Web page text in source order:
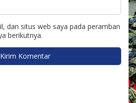
dan situs web saya pada peramban
berikutnya.